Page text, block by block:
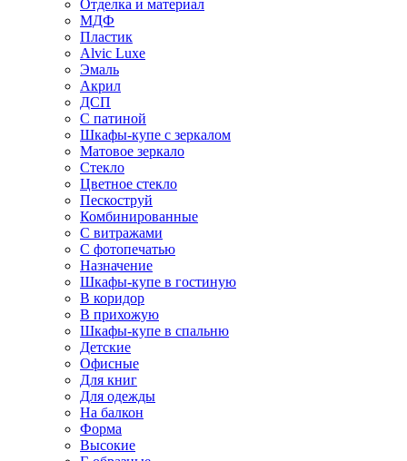
Отделка и материал
МДФ
Пластик
Alvic Luxe
Эмаль
Акрил
ДСП
С патиной
Шкафы-купе с зеркалом
Матовое зеркало
Стекло
Цветное стекло
Пескоструй
Комбинированные
С витражами
С фотопечатью
Назначение
Шкафы-купе в гостиную
В коридор
В прихожую
Шкафы-купе в спальню
Детские
Офисные
Для книг
Для одежды
На балкон
Форма
Высокие